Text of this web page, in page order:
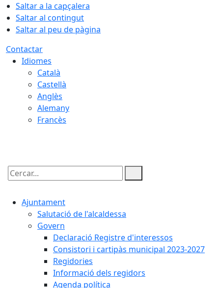
Saltar a la capçalera
Saltar al contingut
Saltar al peu de pàgina
Contactar
Idiomes
Català
Castellà
Anglès
Alemany
Francès
Cercar:
Ajuntament
Salutació de l'alcaldessa
Govern
Declaració Registre d'interessos
Consistori i cartipàs municipal 2023-2027
Regidories
Informació dels regidors
Agenda política